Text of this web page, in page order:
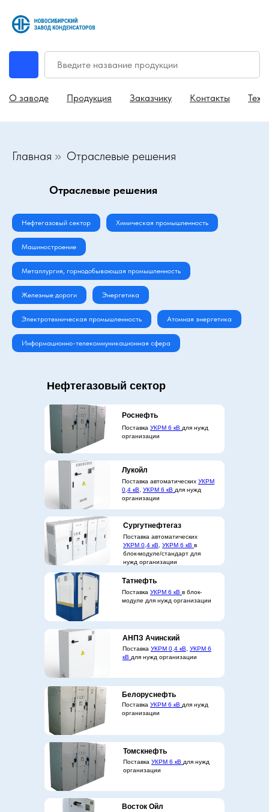
О заводе Продукция Заказчику Контакты
Главная » Отраслевые решения
Отраслевые решения
Нефтегазовый сектор Химическая промышленность
Машиностроение
Металлургия, горнодобывающая промышленность
Железные дороги Энергетика
Электротехническая промышленность Атомная энергетика
Информационно-телекоммуникационная сфера
Роснефть
Поставка УКРМ 6 кВ для нужд
организации
Нефтегазовый сектор
Лукойл
Поставка автоматических УКРМ
0,4 кВ
УКРМ 6 кВ для нужд
организации
Сургутнефтегаз
Поставка автоматических
УКРМ 0,4 кВ
УКРМ 6 кВ в
блок-модуле/стандарт для
нужд организации
Татнефть
Поставка УКРМ 6 кВ в блок-
модуле для нужд организации
АНПЗ Ачинский
Поставка УКРМ 0,4 кВ
УКРМ 6
кВ для нужд организации
Белоруснефть
Поставка УКРМ 6 кВ для нужд
организации
Томскнефть
Поставка УКРМ 6 кВ для нужд
организации
Восток Ойл